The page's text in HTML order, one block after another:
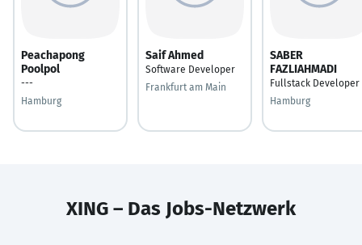
Peachapong
Poolpol
---
Hamburg
Saif Ahmed
Software Developer
Frankfurt am Main
SABER
FAZLIAHMADI
Fullstack Developer
Hamburg
XING – Das Jobs-Netzwerk